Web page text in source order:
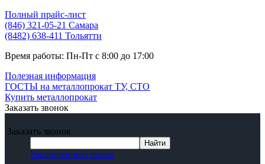
Полный прайс-лист
(846) 321-05-21 Самара
(8482) 638-411 Тольятти
Время работы: Пн-Пт с 8:00 до 17:00
Полезная информация
ГОСТЫ на металлопрокат ТУ, СТО
Купить металлопрокат
Заказать звонок
Заказать звонок
Расширенный поиск